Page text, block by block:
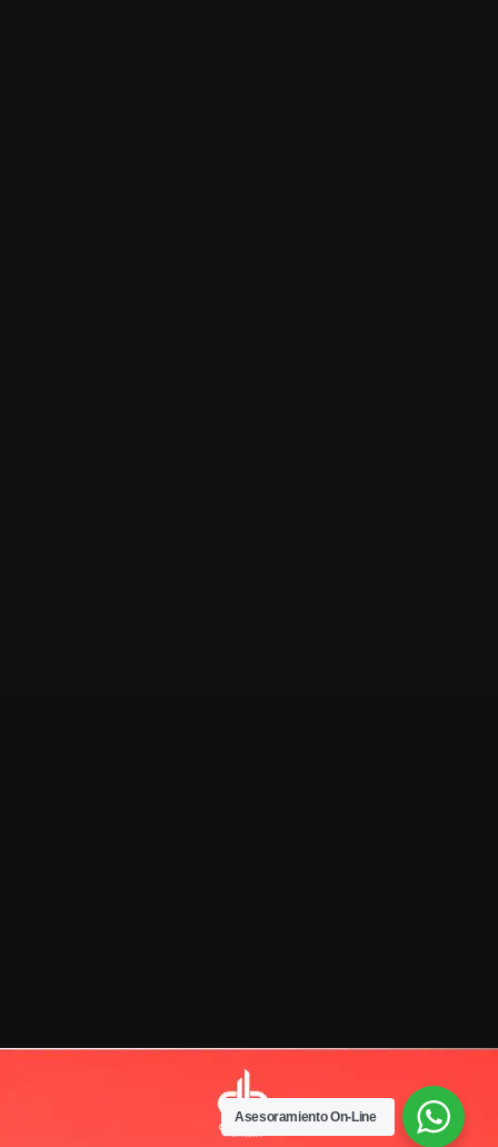
Asesoramiento On-Line